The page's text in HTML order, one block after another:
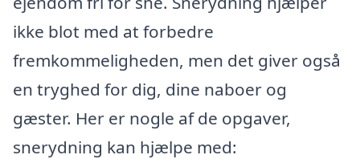
ikke blot med at forbedre
fremkommeligheden, men det giver også
en tryghed for dig, dine naboer og
gæster. Her er nogle af de opgaver,
snerydning kan hjælpe med: